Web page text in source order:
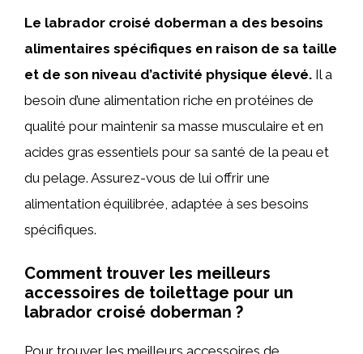
Le labrador croisé doberman a des besoins
alimentaires spécifiques en raison de sa taille
et de son niveau d’activité physique élevé. Il a
besoin d’une alimentation riche en protéines de
qualité pour maintenir sa masse musculaire et en
acides gras essentiels pour sa santé de la peau et
du pelage. Assurez-vous de lui offrir une
alimentation équilibrée, adaptée à ses besoins
spécifiques.
Comment trouver les meilleurs
accessoires de toilettage pour un
labrador croisé doberman ?
Pour trouver les meilleurs accessoires de